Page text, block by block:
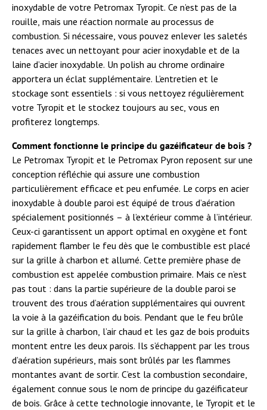
inoxydable de votre Petromax Tyropit. Ce n’est pas de la
rouille, mais une réaction normale au processus de
combustion. Si nécessaire, vous pouvez enlever les saletés
tenaces avec un nettoyant pour acier inoxydable et de la
laine d’acier inoxydable. Un polish au chrome ordinaire
apportera un éclat supplémentaire. L’entretien et le
stockage sont essentiels : si vous nettoyez régulièrement
votre Tyropit et le stockez toujours au sec, vous en
profiterez longtemps.
Comment fonctionne le principe du gazéificateur de bois ?
Le Petromax Tyropit et le Petromax Pyron reposent sur une
conception réfléchie qui assure une combustion
particulièrement efficace et peu enfumée. Le corps en acier
inoxydable à double paroi est équipé de trous d’aération
spécialement positionnés – à l’extérieur comme à l’intérieur.
Ceux-ci garantissent un apport optimal en oxygène et font
rapidement flamber le feu dès que le combustible est placé
sur la grille à charbon et allumé. Cette première phase de
combustion est appelée combustion primaire. Mais ce n’est
pas tout : dans la partie supérieure de la double paroi se
trouvent des trous d’aération supplémentaires qui ouvrent
la voie à la gazéification du bois. Pendant que le feu brûle
sur la grille à charbon, l’air chaud et les gaz de bois produits
montent entre les deux parois. Ils s’échappent par les trous
d’aération supérieurs, mais sont brûlés par les flammes
montantes avant de sortir. C’est la combustion secondaire,
également connue sous le nom de principe du gazéificateur
de bois. Grâce à cette technologie innovante, le Tyropit et le